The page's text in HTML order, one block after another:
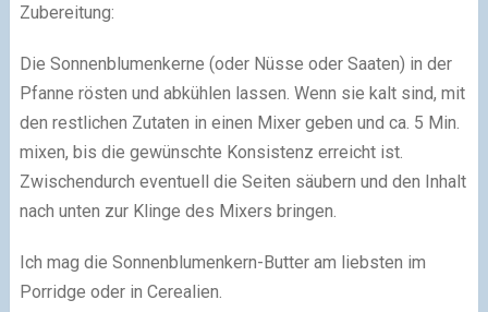
Zubereitung:
Die Sonnenblumenkerne (oder Nüsse oder Saaten) in der
Pfanne rösten und abkühlen lassen. Wenn sie kalt sind, mit
den restlichen Zutaten in einen Mixer geben und ca. 5 Min.
mixen, bis die gewünschte Konsistenz erreicht ist.
Zwischendurch eventuell die Seiten säubern und den Inhalt
nach unten zur Klinge des Mixers bringen.
Ich mag die Sonnenblumenkern-Butter am liebsten im
Porridge oder in Cerealien.